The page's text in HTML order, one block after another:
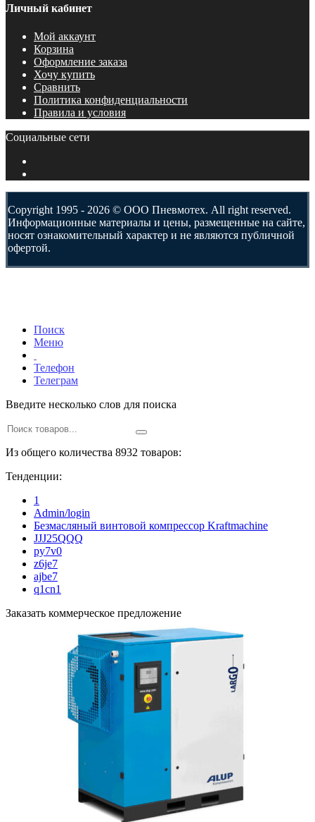
Личный кабинет
Мой аккаунт
Корзина
Оформление заказа
Хочу купить
Сравнить
Политика конфиденциальности
Правила и условия
Социальные сети
Copyright 1995 - 2026 © ООО Пневмотех. All right reserved.
Информационные материалы и цены, размещенные на сайте,
носят ознакомительный характер и не являются публичной
офертой.
Поиск
Меню
Телефон
Телеграм
Введите несколько слов для поиска
Из общего количества 8932 товаров:
Тенденции:
1
Admin/login
Безмасляный винтовой компрессор Kraftmaсhine
JJJ25QQQ
py7v0
z6je7
ajbe7
q1cn1
Заказать коммерческое предложение